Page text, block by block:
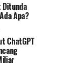
Ditunda
Apa?
ChatGPT